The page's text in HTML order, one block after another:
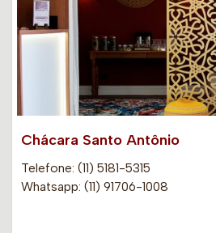
Chácara Santo Antônio
Telefone: (11) 5181-5315
Whatsapp: (11) 91706-1008